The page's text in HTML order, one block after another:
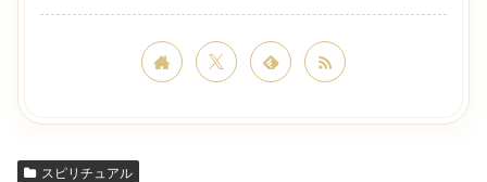
スピリチュアル